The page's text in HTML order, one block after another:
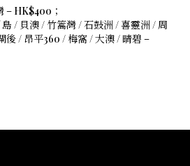
– HK$400；
/ 貝澳 / 竹篙灣 / 石鼓洲 / 喜靈洲 / 周
後 / 昂平360 / 梅窩 / 大澳 / 晴碧 –